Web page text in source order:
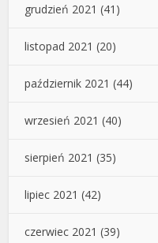
grudzień 2021 (41)
listopad 2021 (20)
październik 2021 (44)
wrzesień 2021 (40)
sierpień 2021 (35)
lipiec 2021 (42)
czerwiec 2021 (39)